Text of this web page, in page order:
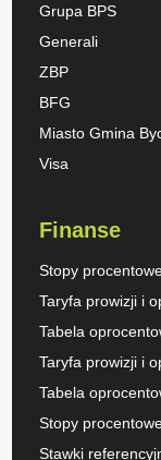
Grupa BPS
Generali
ZBP
BFG
Miasto Gmina
Visa
Finanse
Stopy
Taryfa prowizji i
Tabela
Taryfa prowizji i
Tabela
Stopy
Stawki